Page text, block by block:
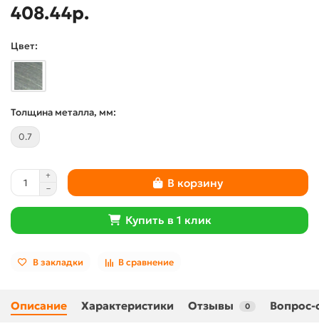
408.44р.
Цвет:
Толщина металла, мм:
0.7
В корзину
Купить в 1 клик
В закладки В сравнение
Описание Характеристики Отзывы 0 Вопрос-